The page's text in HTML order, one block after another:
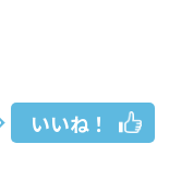
いいね！